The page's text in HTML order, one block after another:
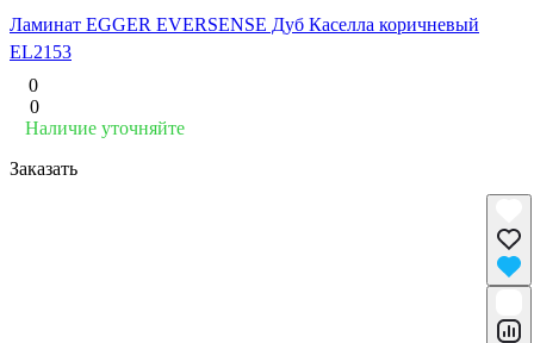
Ламинат EGGER EVERSENSE Дуб Каселла коричневый
EL2153
0
0
Наличие уточняйте
Заказать